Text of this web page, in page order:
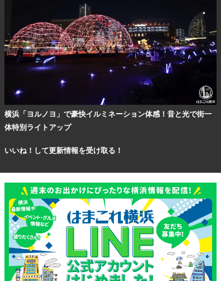
横浜「ヨルノヨ」で豪快イルミネーション体感！音と光で街一
体特別ライトアップ
いいね！して更新情報を受け取る！